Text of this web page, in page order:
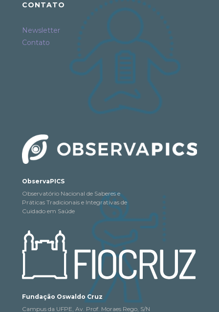
CONTATO
Newsletter
Contato
ObservaPICS
Observatório Nacional de Saberes e
Práticas Tradicionais e Integrativas de
Cuidado em Saúde
Fundação Oswaldo Cruz
Campus da UFPE, Av. Prof. Moraes Rego, S/N